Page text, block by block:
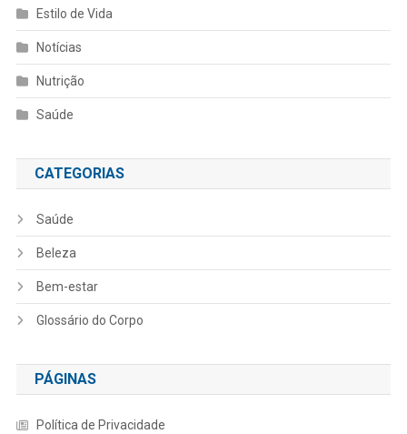
Estilo de Vida
Notícias
Nutrição
Saúde
CATEGORIAS
Saúde
Beleza
Bem-estar
Glossário do Corpo
PÁGINAS
Política de Privacidade